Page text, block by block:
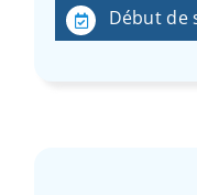
Début de